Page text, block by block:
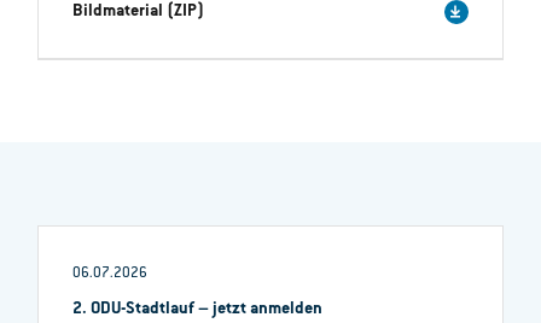
Bildmaterial (ZIP)
06.07.2026
2. ODU-Stadtlauf – jetzt anmelden